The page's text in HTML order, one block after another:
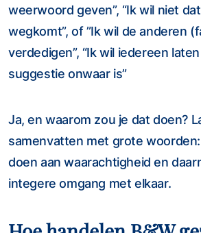
weerwoord geven”, “Ik wil niet
wegkomt”, of ”Ik wil de anderen
verdedigen”, “Ik wil iedereen
suggestie onwaar is”
Ja, en waarom zou je dat doen?
samenvatten met grote
doen aan waarachtigheid en
integere omgang met elkaar.